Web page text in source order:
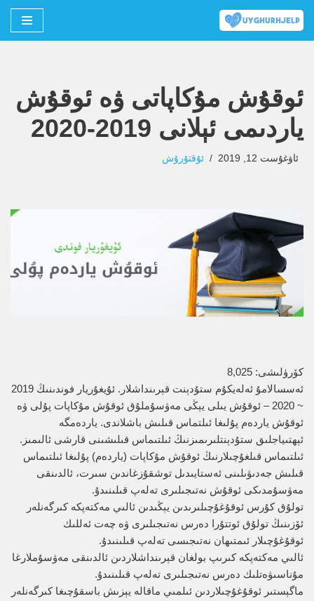
ئوقۇش مۇكاپاتى ۋە ئوقۇش
ياردىمى ئېلانى 2019-2020
ئاۋغۇست 12, 2019 ئۇقتۇرۇش
كۆرۈلىشى: 8,025
ئەسسالامۇ ئەلەيكۇم ستۇدېنت قېرىنداشلار. ئۇيغۇريار فوندىنىڭ 2019
~ 2020 – ئوقۇش يىلى يېڭى مەۋسۇملۇق ئوقۇش مۇكاپات پۇلى ۋە
ئوقۇش ياردەم پۇلىغا ئىلتماس قىلىش باشلاندى. ياردەمگە
ئېھتىياجلىق ستۇدېنتلىرىمىزنىڭ ئىلتىماس قىلىشىنى قارشى ئالىمىز.
ئىلتىماس قىلغۇچىلارنىڭ ئوقۇش مۇكاپات (ياردەم) پۇلىغا ئىلتىماس
قىلىش جەدىۋىلىنى ئەستايىدىل توشقۇزغاندىن سىرت، ئالدىنقى
مەۋسۇمدىكى ئوقۇش نەتىجىلىرى تەلەپ قىلىنىدۇ.
تولۇق كۇرس ئوقۇغۇچىلىرىدىن يېڭىدىن ئالىي مەكتەپكە كىرگەنلەر
ئۆزىنىڭ تولۇق ئوتتۇرا دەرس نەتىجىلىرى ۋە چەت ئەللىك
ئوقۇغۇچىلار ئىمتىھان نەتىجىسى تەلەپ قىلىنىدۇ.
ئالىي مەكتەپكە كىرىپ بولغان قېرىنداشلاردىن ئالدىنقى مەۋسۇملارغا
مۇناسىۋەتلىك دەرس نەتىجىلىرى تەلەپ قىلىنىدۇ.
ماگېستىر ئوقۇغۇچىلاردىن ئىلمىي ماقالە يېزىش باسقۇچىغا كىرگەنلەر